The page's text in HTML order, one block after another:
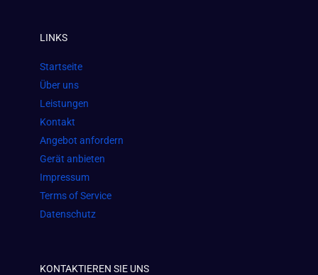
b
o
o
k
m
LINKS
Startseite
Über uns
Leistungen
Kontakt
Angebot anfordern
Gerät anbieten
Impressum
Terms of Service
Datenschutz
KONTAKTIEREN SIE UNS